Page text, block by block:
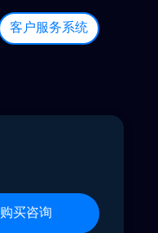
客户服务系统
购买咨询